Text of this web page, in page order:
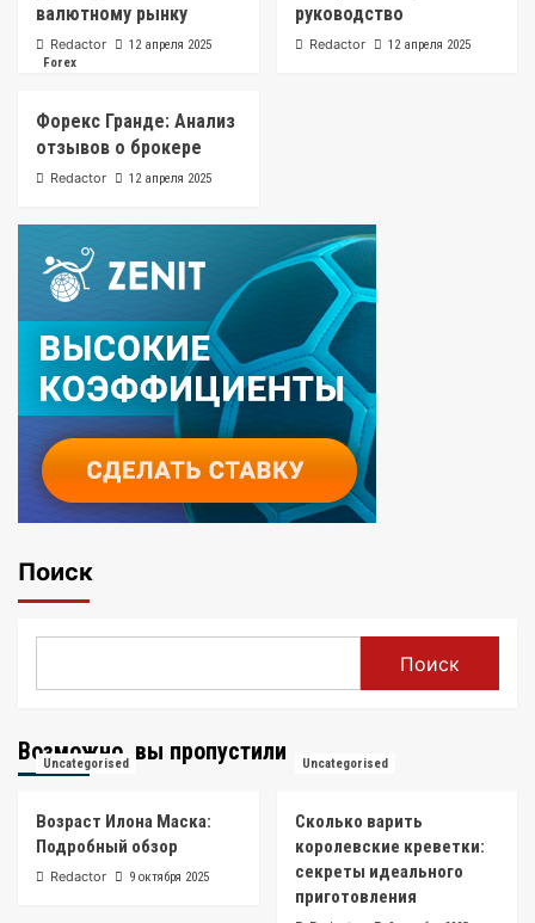
валютному рынку
Redactor 12 апреля 2025
руководство
Redactor
12 апреля 2025
Forex
Форекс Гранде: Анализ
отзывов о брокере
Redactor 12 апреля 2025
Поиск
Поиск
Возможно, вы пропустили
Uncategorised
Возраст Илона Маска:
Подробный обзор
Redactor 9 октября 2025
Uncategorised
Сколько варить
королевские креветки:
секреты идеального
приготовления